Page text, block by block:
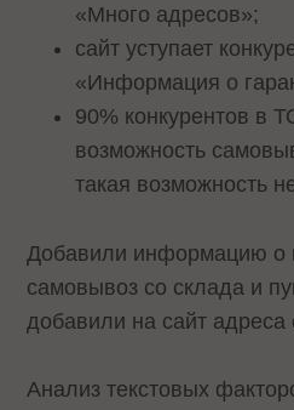
«Много адресов»;
сайт уступает
«Информация о
90% конкурентов в
возможность
такая возможность
Добавили информацию о
самовывоз со склада и
добавили на сайт
Анализ текстовых